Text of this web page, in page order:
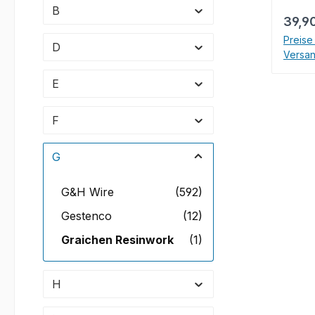
B
D
E
F
G
(592)
G&H Wire
(12)
Gestenco
(1)
Graichen Resinwork
H
Preise